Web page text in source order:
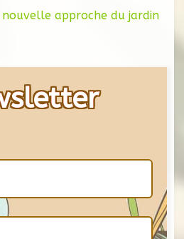
approche du jardin